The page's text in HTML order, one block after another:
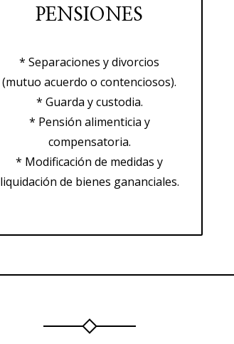
PENSIONES
* Separaciones y divorcios
(mutuo acuerdo o contenciosos).
* Guarda y custodia.
* Pensión alimenticia y
compensatoria.
* Modificación de medidas y
liquidación de bienes gananciales.